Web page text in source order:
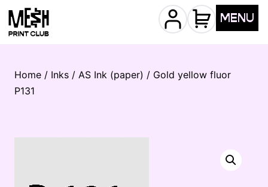
MENU
Home / Inks / AS Ink (paper) / Gold yellow fluor
P131